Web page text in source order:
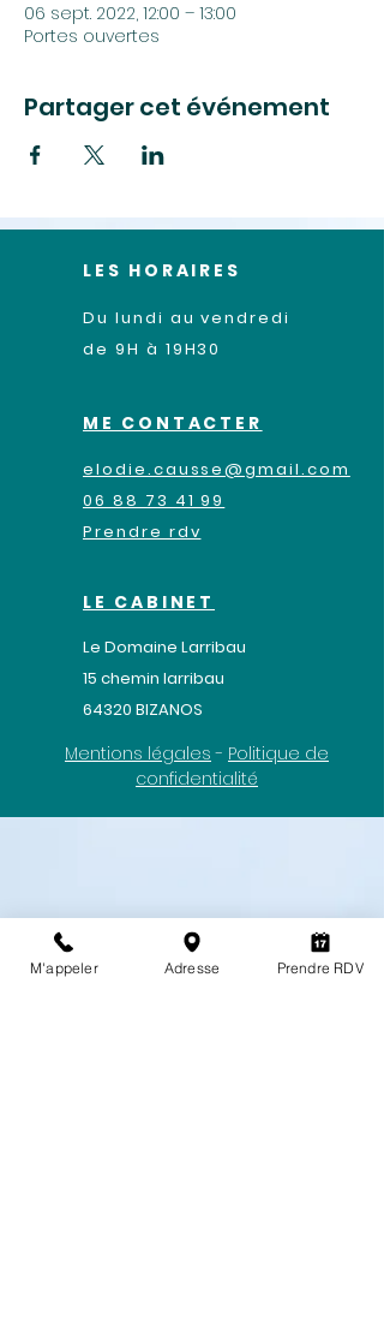
06 sept. 2022, 12:00 – 13:00
Portes ouvertes
Partager cet événement
LES HORAIRES
Du lundi au vendredi
de 9H à 19H30
ME CONTACTER
elodie.causse@gmail.com
06 88 73 41 99
Prendre rdv
LE CABINET
Le Domaine Larribau
​15 chemin larribau
64320 BIZANOS
Mentions légales - Politique de
confidentialité
M'appeler Adresse Prendre RDV